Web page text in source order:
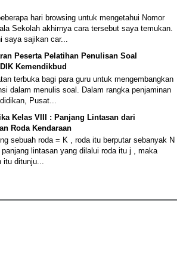
hari browsing untuk mengetahui Nomor
Sekolah akhirnya cara tersebut saya temukan.
saya sajikan car...
Peserta Pelatihan Penulisan Soal
Kemendikbud
terbuka bagi para guru untuk mengembangkan
dalam menulis soal. Dalam rangka penjaminan
Pusat...
Kelas VIII : Panjang Lintasan dari
Roda Kendaraan
sebuah roda = K , roda itu berputar sebanyak N
panjang lintasan yang dilalui roda itu j , maka
itu ditunju...